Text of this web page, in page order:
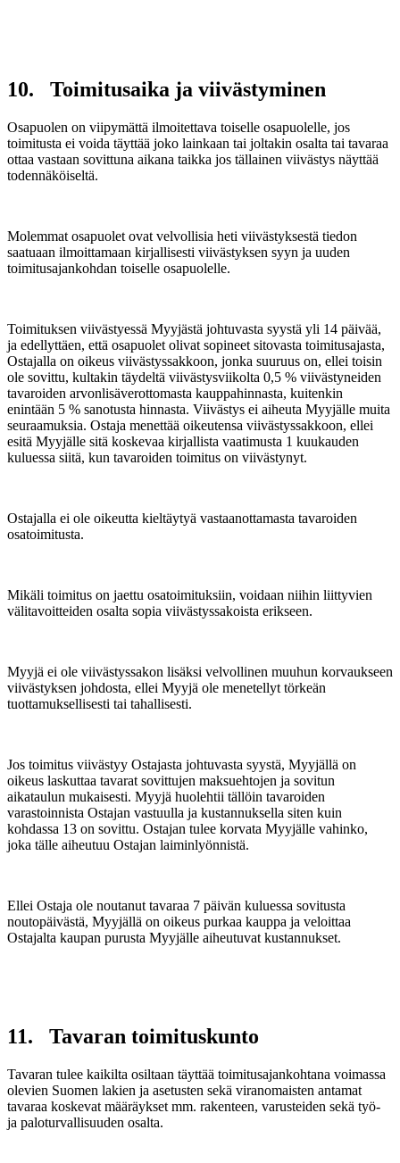
10. Toimitusaika ja viivästyminen
Osapuolen on viipymättä ilmoitettava toiselle osapuolelle, jos
toimitusta ei voida täyttää joko lainkaan tai joltakin osalta tai tavaraa
ottaa vastaan sovittuna aikana taikka jos tällainen viivästys näyttää
todennäköiseltä.
Molemmat osapuolet ovat velvollisia heti viivästyksestä tiedon
saatuaan ilmoittamaan kirjallisesti viivästyksen syyn ja uuden
toimitusajankohdan toiselle osapuolelle.
Toimituksen viivästyessä Myyjästä johtuvasta syystä yli 14 päivää,
ja edellyttäen, että osapuolet olivat sopineet sitovasta toimitusajasta,
Ostajalla on oikeus viivästyssakkoon, jonka suuruus on, ellei toisin
ole sovittu, kultakin täydeltä viivästysviikolta 0,5 % viivästyneiden
tavaroiden arvonlisäverottomasta kauppahinnasta, kuitenkin
enintään 5 % sanotusta hinnasta. Viivästys ei aiheuta Myyjälle muita
seuraamuksia. Ostaja menettää oikeutensa viivästyssakkoon, ellei
esitä Myyjälle sitä koskevaa kirjallista vaatimusta 1 kuukauden
kuluessa siitä, kun tavaroiden toimitus on viivästynyt.
Ostajalla ei ole oikeutta kieltäytyä vastaanottamasta tavaroiden
osatoimitusta.
Mikäli toimitus on jaettu osatoimituksiin, voidaan niihin liittyvien
välitavoitteiden osalta sopia viivästyssakoista erikseen.
Myyjä ei ole viivästyssakon lisäksi velvollinen muuhun korvaukseen
viivästyksen johdosta, ellei Myyjä ole menetellyt törkeän
tuottamuksellisesti tai tahallisesti.
Jos toimitus viivästyy Ostajasta johtuvasta syystä, Myyjällä on
oikeus laskuttaa tavarat sovittujen maksuehtojen ja sovitun
aikataulun mukaisesti. Myyjä huolehtii tällöin tavaroiden
varastoinnista Ostajan vastuulla ja kustannuksella siten kuin
kohdassa 13 on sovittu. Ostajan tulee korvata Myyjälle vahinko,
joka tälle aiheutuu Ostajan laiminlyönnistä.
Ellei Ostaja ole noutanut tavaraa 7 päivän kuluessa sovitusta
noutopäivästä, Myyjällä on oikeus purkaa kauppa ja veloittaa
Ostajalta kaupan purusta Myyjälle aiheutuvat kustannukset.
11. Tavaran toimituskunto
Tavaran tulee kaikilta osiltaan täyttää toimitusajankohtana voimassa
olevien Suomen lakien ja asetusten sekä viranomaisten antamat
tavaraa koskevat määräykset mm. rakenteen, varusteiden sekä työ-
ja paloturvallisuuden osalta.